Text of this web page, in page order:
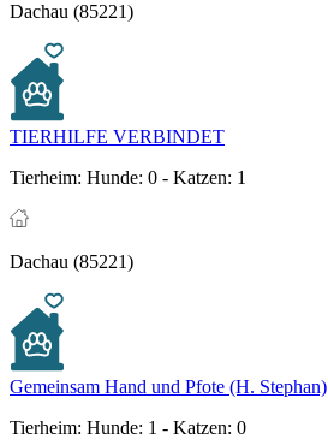
Dachau (85221)
TIERHILFE VERBINDET
Tierheim: Hunde: 0 - Katzen: 1
Dachau (85221)
Gemeinsam Hand und Pfote (H. Stephan)
Tierheim: Hunde: 1 - Katzen: 0